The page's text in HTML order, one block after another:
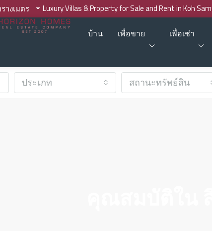
างเมตร Luxury Villas & Property for Sale and Rent in Koh
บ้าน เพื่อขาย เพื่อเช่า
ประเภท สถานะทรัพย์สิน